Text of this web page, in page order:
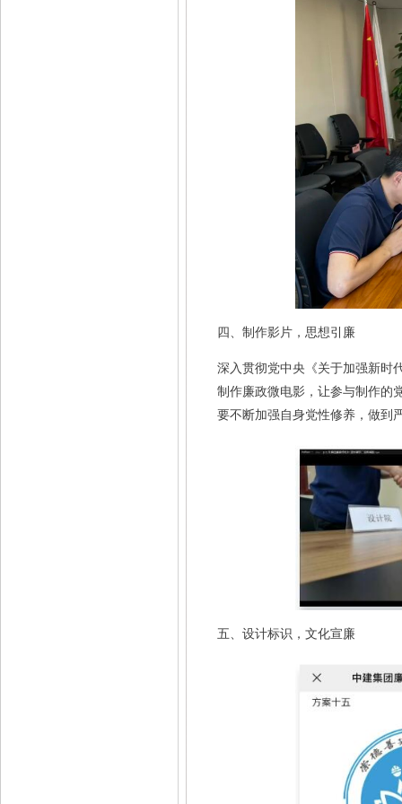
四、制作影片，思想引廉
深入贯彻党中央《关于加强新时
制作廉政微电影，让参与制作的
要不断加强自身党性修养，做到
五、设计标识，文化宣廉